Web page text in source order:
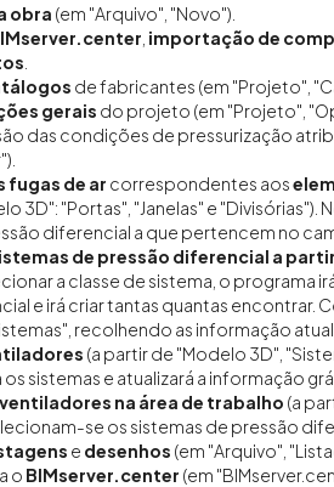
obra (em "Arquivo", "Novo").
importação de
de fabricantes (em "Projeto",
gerais do projeto (em "Projeto",
das condições de pressurização
fugas de ar correspondentes aos
3D": "Portas", "Janelas" e
diferencial a que pertencem no
de pressão diferencial a
a classe de sistema, o
e irá criar tantas quantas encontrar.
recolhendo as informação
(a partir de "Modelo 3D",
sistemas e atualizará a informação
na área de trabalho (a
se os sistemas de pressão
e desenhos (em "Arquivo",
o BIMserver.center (em